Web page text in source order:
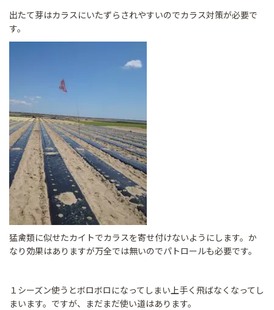
出たて芽はカラスにいたずらされやすいのでカラス対策が必要で
す。
猛禽類に似せたカイトでカラスを寄せ付けないようにします。か
なり効果はありますが万全では無いのでパトロールも必要です。
１シーズン使うとボロボロになってしまい上手く飛ばなくなってし
まいます。ですが、まだまだ使い道はあります。